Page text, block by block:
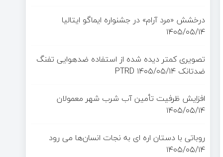
درخشش «مرد آرام» در جشنواره ایماگو ایتالیا
۱۴۰۵/۰۵/۱۴
تصویری کمتر دیده شده از استفاده ضدهوایی تفنگ
ضدتانک PTRD ۱۴۰۵/۰۵/۱۴
افزایش ظرفیت تأمین آب شرب شهر معمولان
۱۴۰۵/۰۵/۱۴
روباتی با دستان اره ای به نجات انسان‌ها می رود
۱۴۰۵/۰۵/۱۴